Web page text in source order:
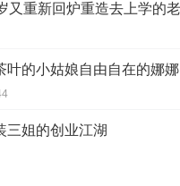
叶的小姑娘自由自在的娜娜
三姐的创业江湖